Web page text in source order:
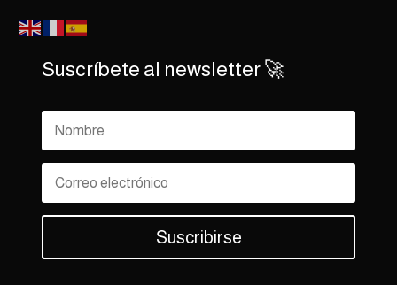
Suscríbete al newsletter 🚀
Suscribirse